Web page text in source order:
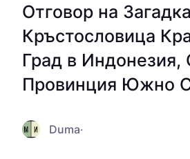
Отговор на
Кръстословица
Град в Индонезия,
Провинция Южно
Duma·